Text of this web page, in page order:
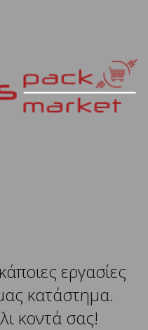
εργασίες
κατάστημα.
κοντά σας!